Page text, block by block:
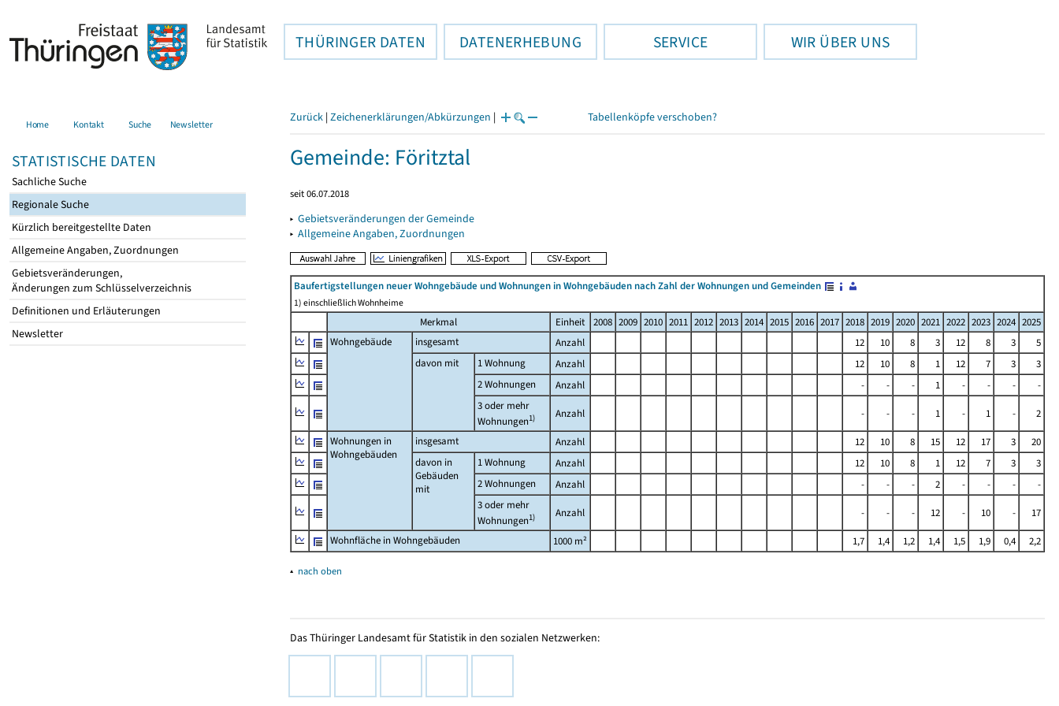
THÜRINGER DATEN DATENERHEBUNG SERVICE WIR ÜBER UNS
Home Kontakt Suche Newsletter
STATISTISCHE DATEN
Sachliche Suche
Regionale Suche
Kürzlich bereitgestellte Daten
Allgemeine Angaben, Zuordnungen
Gebietsveränderungen,
Änderungen zum Schlüsselverzeichnis
Definitionen und Erläuterungen
Newsletter
Zurück | Zeichenerklärungen/Abkürzungen | Tabellenköpfe verschoben?
Gemeinde: Föritztal
seit 06.07.2018
▸ Gebietsveränderungen der Gemeinde
▸ Allgemeine Angaben, Zuordnungen
Baufertigstellungen neuer Wohngebäude und Wohnungen in Wohngebäuden nach Zahl der Wohnungen und Gemeinden
1) einschließlich Wohnheime
Merkmal Einheit 2008 2009 2010 2011 2012 2013 2014 2015 2016 2017 2018 2019 2020 2021 2022 2023 2024 2025
Wohngebäude
insgesamt Anzahl 12 10 8 3 12 8 3
5
davon mit
1 Wohnung Anzahl 12 10 8 1 12 7 3
3
2 Wohnungen
Anzahl - - - 1 - - -
-
3 oder mehr
Wohnungen1) Anzahl - - - 1 - 1 - 2
Wohnungen in
Wohngebäuden
insgesamt Anzahl 12 10 8 15 12 17 3
20
davon in
Gebäuden
mit
1 Wohnung Anzahl 12 10 8 1 12 7 3
3
2 Wohnungen
Anzahl - - - 2 - - -
-
3 oder mehr
Wohnungen1) Anzahl - - - 12 - 10 - 17
Wohnfläche in Wohngebäuden 1000 m² 1,7 1,4 1,2 1,4 1,5 1,9 0,4 2,2
▴ nach oben
Das Thüringer Landesamt für Statistik in den sozialen Netzwerken: